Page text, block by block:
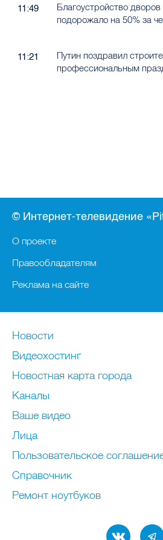
11:49
Благоустройство
подорожало на 50% за
11:21
Путин поздравил
профессиональным
© Интернет-телевидение
О проекте
Правообладателям
Реклама на сайте
Новости
Видеохостинг
Новостная карта города
Каналы
Ваше видео
Лица
Пользовательское
Справочник
Ремонт нoутбуков